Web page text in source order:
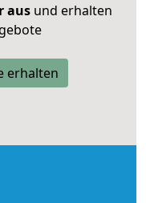
ausund erhalten
erhalten